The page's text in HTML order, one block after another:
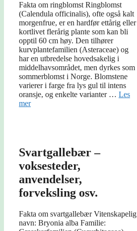
Fakta om ringblomst Ringblomst
(Calendula officinalis), ofte også kalt
morgenfrue, er en hardfør ettårig eller
kortlivet flerårig plante som kan bli
opptil 60 cm høy. Den tilhører
kurvplantefamilien (Asteraceae) og
har en utbredelse hovedsakelig i
middelhavsområdet, men dyrkes som
sommerblomst i Norge. Blomstene
varierer i farge fra lys gul til intens
oransje, og enkelte varianter … Les
mer
Svartgallebær –
voksesteder,
anvendelser,
forveksling osv.
Fakta om svartgallebær Vitenskapelig
navn: Bryonia alba Familie: